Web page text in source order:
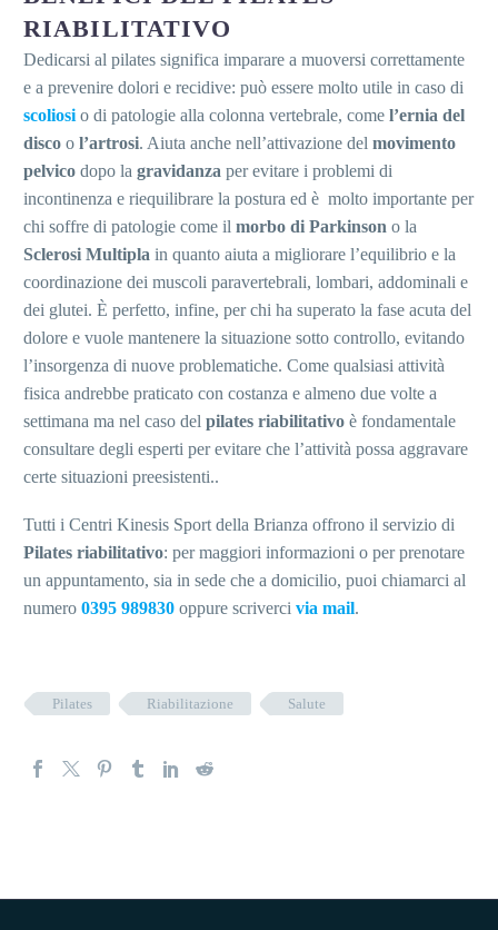
RIABILITATIVO
Dedicarsi al pilates significa imparare a muoversi correttamente
e a prevenire dolori e recidive: può essere molto utile in caso di
scoliosi o di patologie alla colonna vertebrale, come l’ernia del
disco o l’artrosi. Aiuta anche nell’attivazione del movimento
pelvico dopo la gravidanza per evitare i problemi di
incontinenza e riequilibrare la postura ed è molto importante per
chi soffre di patologie come il morbo di Parkinson o la
Sclerosi Multipla in quanto aiuta a migliorare l’equilibrio e la
coordinazione dei muscoli paravertebrali, lombari, addominali e
dei glutei. È perfetto, infine, per chi ha superato la fase acuta del
dolore e vuole mantenere la situazione sotto controllo, evitando
l’insorgenza di nuove problematiche. Come qualsiasi attività
fisica andrebbe praticato con costanza e almeno due volte a
settimana ma nel caso del pilates riabilitativo è fondamentale
consultare degli esperti per evitare che l’attività possa aggravare
certe situazioni preesistenti..
Tutti i Centri Kinesis Sport della Brianza offrono il servizio di
Pilates riabilitativo: per maggiori informazioni o per prenotare
un appuntamento, sia in sede che a domicilio, puoi chiamarci al
numero 0395 989830 oppure scriverci via mail.
Pilates Riabilitazione Salute